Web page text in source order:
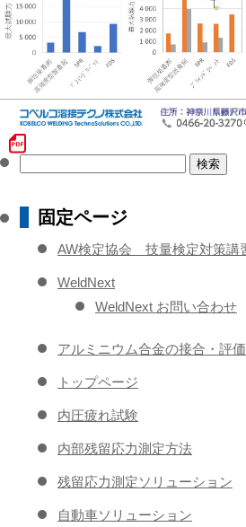
固定ページ
AW検定協会 技量検定対策講
WeldNext
WeldNext お問い合わせ
アルミニウム合金の接合・評価
トップページ
内圧疲れ試験
内部残留応力測定方法
残留応力測定ソリューション
自動車ソリューション